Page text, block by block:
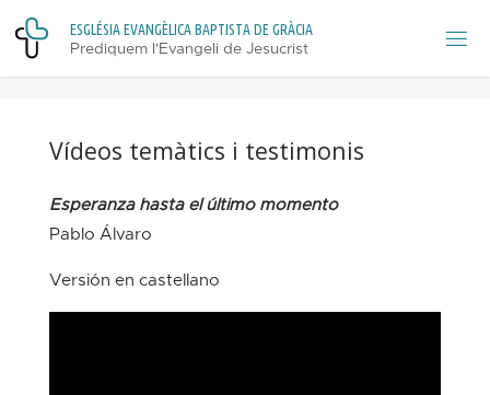
Skip
content
ESGLÉSIAEVANGÈLICABAPTISTADE GRÀCIA
Prediquem l'Evangeli de Jesucrist
Vídeos temàtics i testimonis
Esperanza hasta el último momento
Pablo Álvaro
Versión en castellano